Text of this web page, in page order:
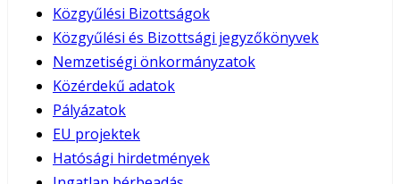
Közgyűlési Bizottságok
Közgyűlési és Bizottsági jegyzőkönyvek
Nemzetiségi önkormányzatok
Közérdekű adatok
Pályázatok
EU projektek
Hatósági hirdetmények